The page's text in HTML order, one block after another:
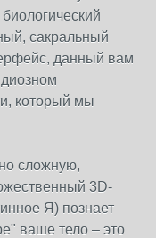
сакральный
данный вам
который мы
сложную,
3D-
Я) познает
ваше тело – это